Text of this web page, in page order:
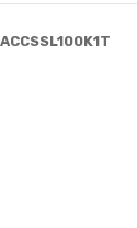
ACCSSL100K1T